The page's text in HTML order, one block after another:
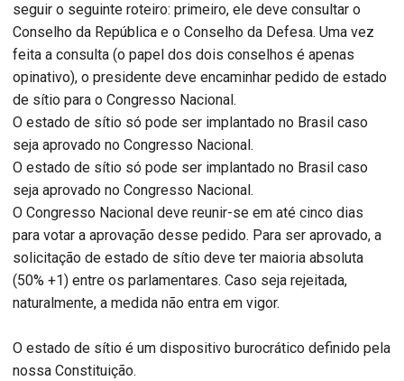
seguir o seguinte roteiro: primeiro, ele deve consultar o
Conselho da República e o Conselho da Defesa. Uma vez
feita a consulta (o papel dos dois conselhos é apenas
opinativo), o presidente deve encaminhar pedido de estado
de sítio para o Congresso Nacional.
O estado de sítio só pode ser implantado no Brasil caso
seja aprovado no Congresso Nacional.
O estado de sítio só pode ser implantado no Brasil caso
seja aprovado no Congresso Nacional.
O Congresso Nacional deve reunir-se em até cinco dias
para votar a aprovação desse pedido. Para ser aprovado, a
solicitação de estado de sítio deve ter maioria absoluta
(50% +1) entre os parlamentares. Caso seja rejeitada,
naturalmente, a medida não entra em vigor.
O estado de sítio é um dispositivo burocrático definido pela
nossa Constituição.